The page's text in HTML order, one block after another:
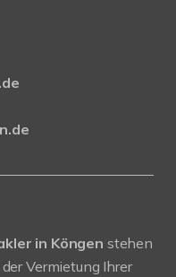
in Köngen stehen
Vermietung Ihrer